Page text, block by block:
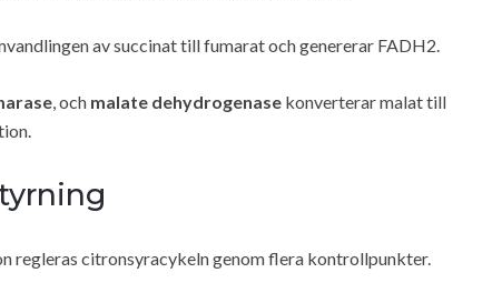
av succinat till fumarat och genererar FADH2.
, och malate dehydrogenase konverterar malat till
regleras citronsyracykeln genom flera kontrollpunkter.